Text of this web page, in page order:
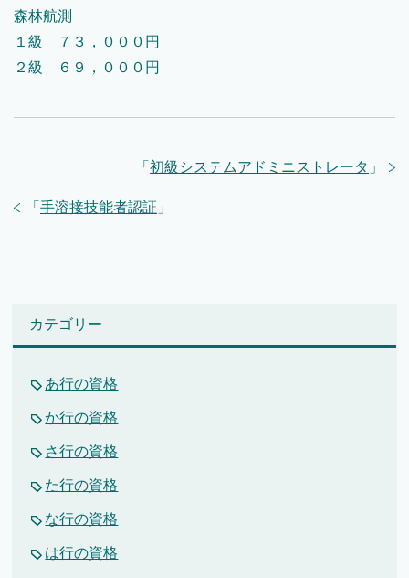
森林航測
１級 ７３，０００円
２級 ６９，０００円
「 初級システムアドミニストレータ 」
「 手溶接技能者認証 」
カテゴリー
あ行の資格
か行の資格
さ行の資格
た行の資格
な行の資格
は行の資格